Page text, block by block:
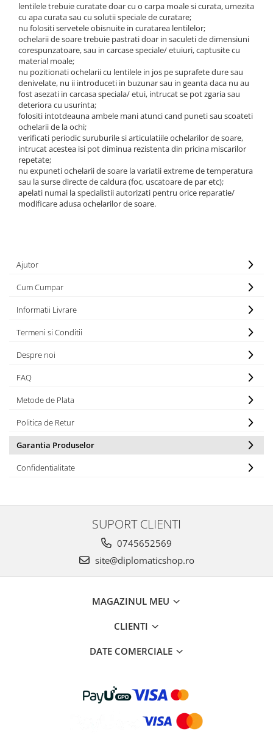
lentilele trebuie curatate doar cu o carpa moale si curata, umezita
cu apa curata sau cu solutii speciale de curatare;
nu folositi servetele obisnuite in curatarea lentilelor;
ochelarii de soare trebuie pastrati doar in saculeti de dimensiuni
corespunzatoare, sau in carcase speciale/ etuiuri, captusite cu
material moale;
nu pozitionati ochelarii cu lentilele in jos pe suprafete dure sau
denivelate, nu ii introduceti in buzunar sau in geanta daca nu au
fost asezati in carcasa speciala/ etui, intrucat se pot zgaria sau
deteriora cu usurinta;
folositi intotdeauna ambele mani atunci cand puneti sau scoateti
ochelarii de la ochi;
verificati periodic suruburile si articulatiile ochelarilor de soare,
intrucat acestea isi pot diminua rezistenta din pricina miscarilor
repetate;
nu expuneti ochelarii de soare la variatii extreme de temperatura
sau la surse directe de caldura (foc, uscatoare de par etc);
apelati numai la specialistii autorizati pentru orice reparatie/
modificare adusa ochelarilor de soare.
Ajutor
Cum Cumpar
Informatii Livrare
Termeni si Conditii
Despre noi
FAQ
Metode de Plata
Politica de Retur
Garantia Produselor
Confidentialitate
SUPORT CLIENTI
0745652569
site@diplomaticshop.ro
MAGAZINUL MEU
CLIENTI
DATE COMERCIALE